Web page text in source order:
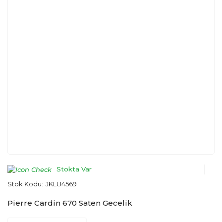
Stokta Var
Stok Kodu: JKLU4569
Pierre Cardin 670 Saten Gecelik